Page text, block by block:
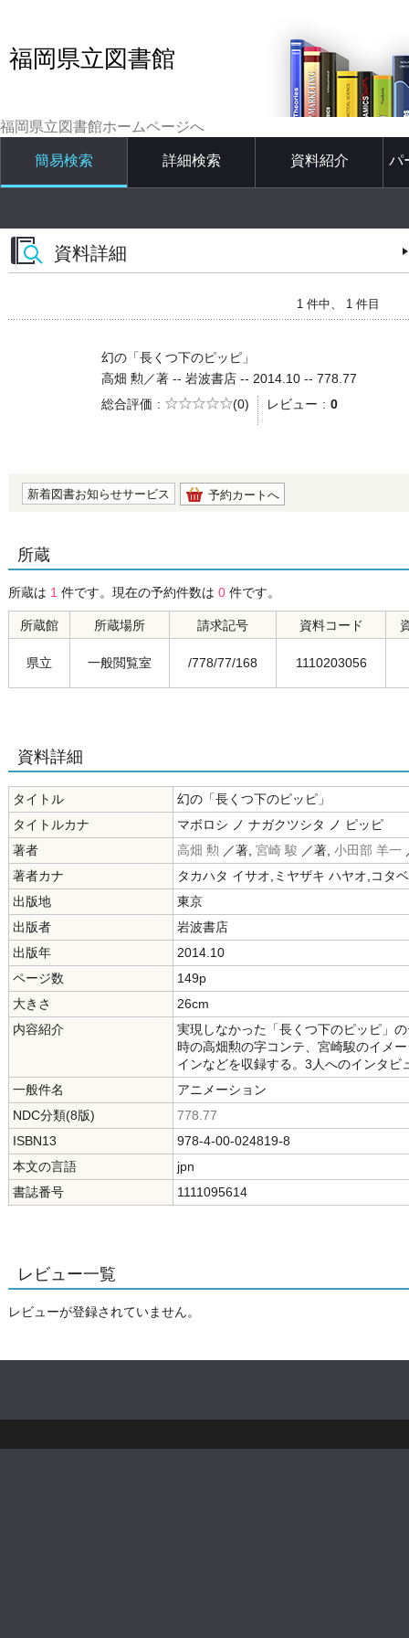
福岡県立図書館
福岡県立図書館ホームページへ
簡易検索 詳細検索 資料紹介 パ
資料詳細
1 件中、 1 件目
幻の「長くつ下のピッピ」
高畑 勲／著 -- 岩波書店 -- 2014.10 -- 778.77
総合評価
5段階評価
(0) レビュー 0
新着図書お知らせサービス 予約カートへ
所蔵
所蔵は 1 件です。現在の予約件数は 0 件です。
所蔵館 所蔵場所 請求記号 資料コード
県立 一般閲覧室 /778/77/168 1110203056
資料詳細
タイトル
幻の「長くつ下のピッピ」
タイトルカナ
マボロシ ノ ナガクツシタ ノ ピッピ
著者
高畑 勲 ／著, 宮崎 駿 ／著, 小田部 羊一
著者カナ
タカハタ イサオ,ミヤザキ ハヤオ,コタ
出版地
東京
出版者
岩波書店
出版年
2014.10
ページ数
149p
大きさ
26cm
内容紹介
実現しなかった「長くつ下のピッピ」
時の高畑勲の字コンテ、宮崎駿のイメ
インなどを収録する。3人へのインタビ
一般件名
アニメーション
NDC分類(8版)
778.77
ISBN13
978-4-00-024819-8
本文の言語
jpn
書誌番号
1111095614
レビュー一覧
レビューが登録されていません。